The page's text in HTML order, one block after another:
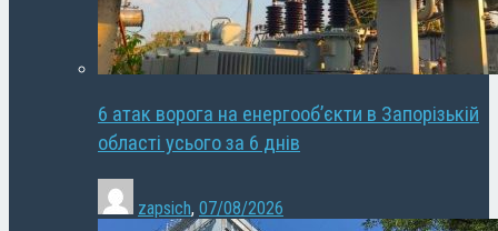
6 атак ворога на енергооб’єкти в Запорізькій
області усього за 6 днів
zapsich, 07/08/2026